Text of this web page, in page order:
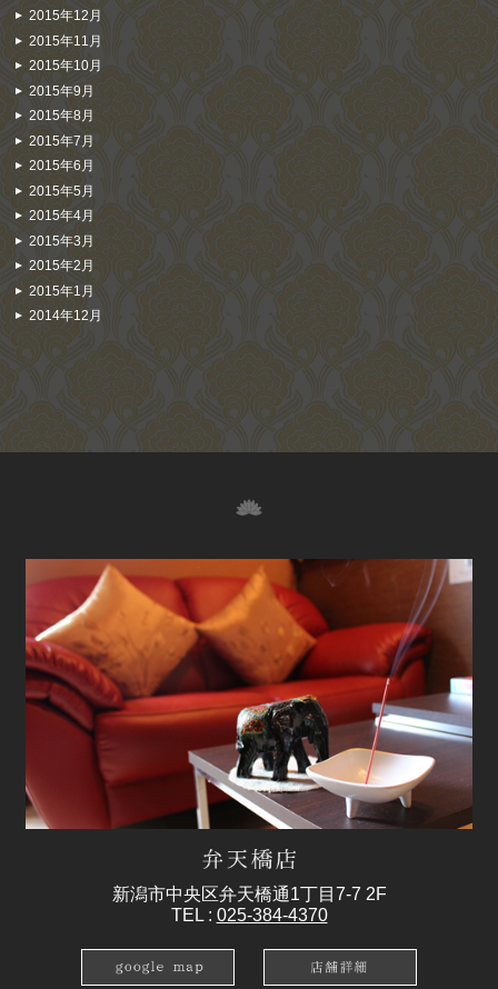
2015年12月
2015年11月
2015年10月
2015年9月
2015年8月
2015年7月
2015年6月
2015年5月
2015年4月
2015年3月
2015年2月
2015年1月
2014年12月
新潟市中央区弁天橋通1丁目7-7 2F
TEL : 025-384-4370